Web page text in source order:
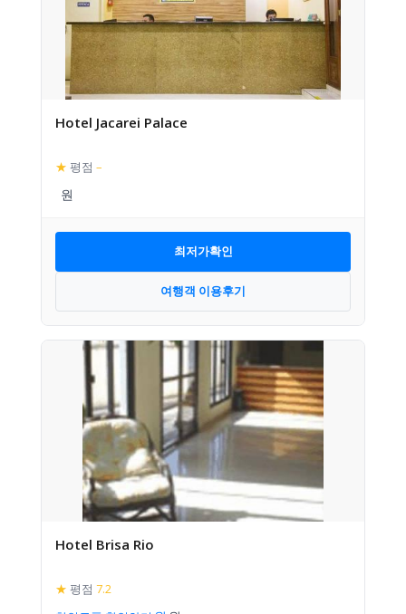
Hotel Jacarei Palace
★ 평점 –
최저가확인
여행객 이용후기
Hotel Brisa Rio
★ 평점 7.2